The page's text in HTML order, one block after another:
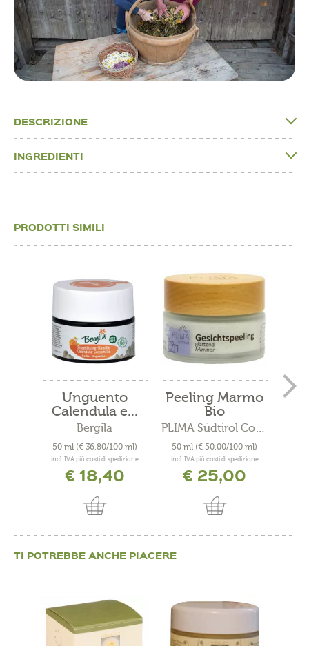
DESCRIZIONE
INGREDIENTI
PRODOTTI SIMILI
Unguento
Calendula e...
Bergila
50 ml (€ 36,80/100 ml)
incl. IVA più costi di spedizione
€ 18,40
Peeling Marmo
Bio
PLIMA Südtirol Cosmesi Bio
50 ml (€ 50,00/100 ml)
incl. IVA più costi di spedizione
€ 25,00
TI POTREBBE ANCHE PIACERE